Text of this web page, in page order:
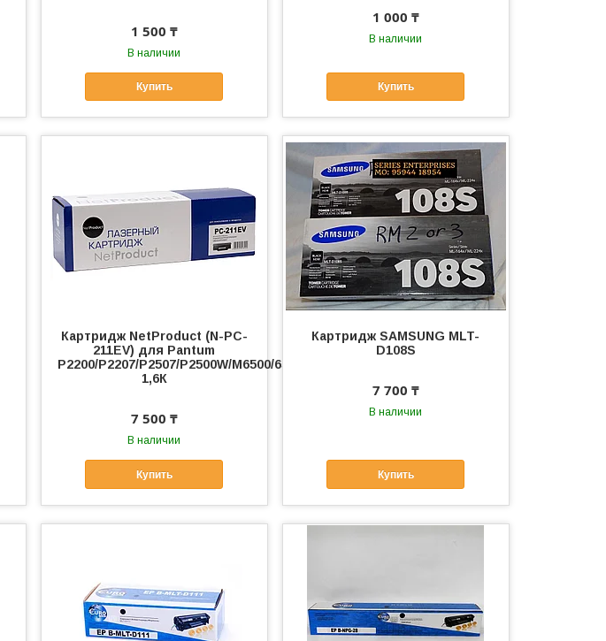
1 500 ₸
В наличии
Купить
1 000 ₸
В наличии
Купить
Картридж NetProduct (N-PC-
211EV) для Pantum
P2200/P2207/P2507/P2500W/M6500/6550/6607,
1,6К
7 500 ₸
В наличии
Купить
Картридж SAMSUNG MLT-
D108S
7 700 ₸
В наличии
Купить